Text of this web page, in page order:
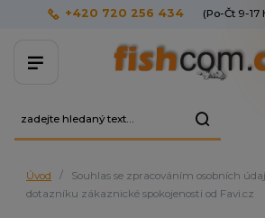
+420 720 256 434 (Po-Čt 9-17
Úvod
Souhlas se zpracováním osobních
dotazníku zákaznické spokojenosti od Favi.cz